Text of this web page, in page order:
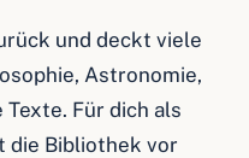
und deckt viele
Astronomie,
Für dich als
die Bibliothek vor